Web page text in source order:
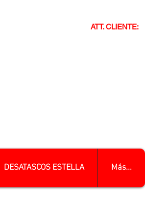
ATT. CLIENTE:
DESATASCOS ESTELLA Más...